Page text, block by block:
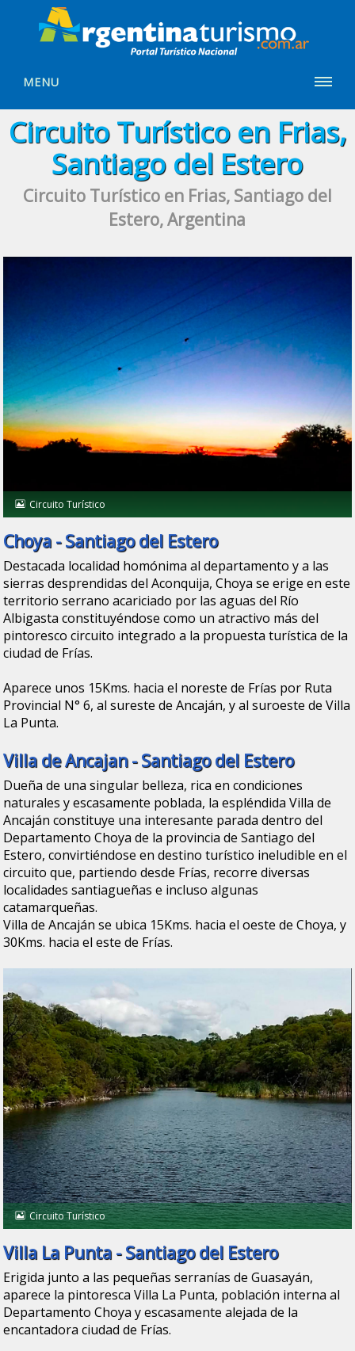
MENU
Circuito Turístico en Frias,
Santiago del Estero
Circuito Turístico en Frias, Santiago del
Estero, Argentina
Circuito Turístico
Choya - Santiago del Estero
Destacada localidad homónima al departamento y a las
sierras desprendidas del Aconquija, Choya se erige en este
territorio serrano acariciado por las aguas del Río
Albigasta constituyéndose como un atractivo más del
pintoresco circuito integrado a la propuesta turística de la
ciudad de Frías.
Aparece unos 15Kms. hacia el noreste de Frías por Ruta
Provincial N° 6, al sureste de Ancaján, y al suroeste de Villa
La Punta.
Villa de Ancajan - Santiago del Estero
Dueña de una singular belleza, rica en condiciones
naturales y escasamente poblada, la espléndida Villa de
Ancaján constituye una interesante parada dentro del
Departamento Choya de la provincia de Santiago del
Estero, convirtiéndose en destino turístico ineludible en el
circuito que, partiendo desde Frías, recorre diversas
localidades santiagueñas e incluso algunas
catamarqueñas.
Villa de Ancaján se ubica 15Kms. hacia el oeste de Choya, y
30Kms. hacia el este de Frías.
Circuito Turístico
Villa La Punta - Santiago del Estero
Erigida junto a las pequeñas serranías de Guasayán,
aparece la pintoresca Villa La Punta, población interna al
Departamento Choya y escasamente alejada de la
encantadora ciudad de Frías.